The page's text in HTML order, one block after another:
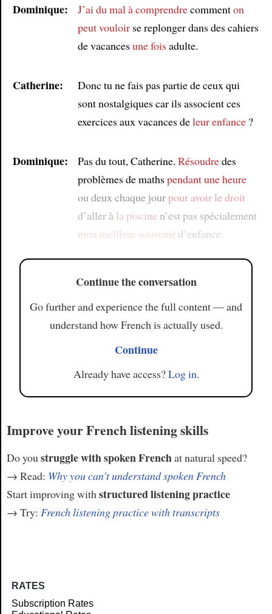
Dominique: J’ai du mal à comprendrecommenton
peut vouloirse replonger dans des cahiers
de vacancesune foisadulte.
Catherine:
Donc tu ne fais pas partie de ceux qui
sont nostalgiques car ils associent ces
exercices aux vacances deleur enfance?
Dominique: Pas du tout, Catherine. Résoudredes
problèmes de mathspendant une heure
ou deux chaque jourpour avoir le droit
d’aller à la piscine n’est pas spécialement
mon meilleur souvenird’enfance.
Continue the conversation
Go further and experience the full content — and
understand how French is actually used.
Continue
Already have access?Log in.
Improve your French listening skills
Do youstruggle with spoken Frenchat natural speed?
→ Read: Why you can't understand spoken French
Start improving withstructured listening practice
→ Try: French listening practice with transcripts
RATES
Subscription Rates